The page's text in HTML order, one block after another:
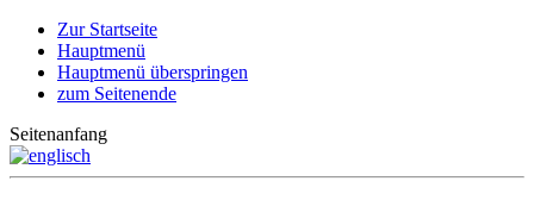
Zur Startseite
Hauptmenü
Hauptmenü überspringen
zum Seitenende
Seitenanfang